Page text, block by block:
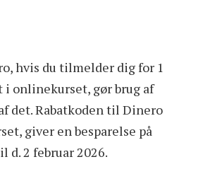
hvis du tilmelder dig for 1
i onlinekurset, gør brug af
det. Rabatkoden til Dinero
giver en besparelse på
d. 2 februar 2026.